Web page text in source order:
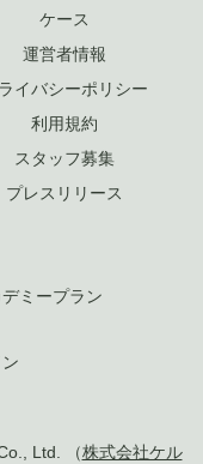
ケース
運営者情報
イバシーポリシー
利用規約
スタッフ募集
プレスリリース
ミープラン
Ltd. （株式会社ケル